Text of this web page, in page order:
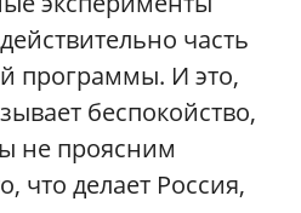
часть
программы. И это,
беспокойство,
не проясним
что делает Россия,